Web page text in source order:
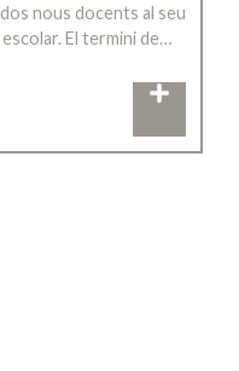
nous docents al seu
El termini de…